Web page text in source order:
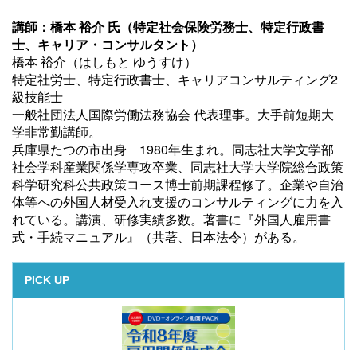
講師： 橋本 裕介 氏（特定社会保険労務士、特定行政書
士、キャリア・コンサルタント）
橋本 裕介（はしもと ゆうすけ）
特定社労士、特定行政書士、キャリアコンサルティング2
級技能士
一般社団法人国際労働法務協会 代表理事。大手前短期大
学非常勤講師。
兵庫県たつの市出身 1980年生まれ。同志社大学文学部
社会学科産業関係学専攻卒業、同志社大学大学院総合政策
科学研究科公共政策コース博士前期課程修了。企業や自治
体等への外国人材受入れ支援のコンサルティングに力を入
れている。講演、研修実績多数。著書に『外国人雇用書
式・手続マニュアル』（共著、日本法令）がある。
PICK UP